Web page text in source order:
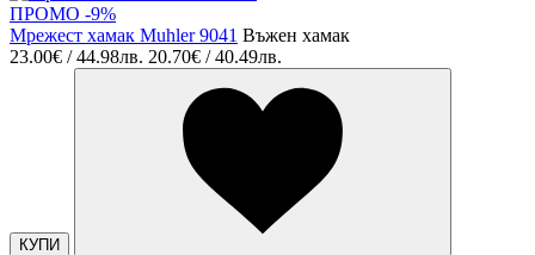
ПРОМО -9%
Мрежест хамак Muhler 9041 Въжен хамак
23.00€ / 44.98лв. 20.70€ / 40.49лв.
КУПИ